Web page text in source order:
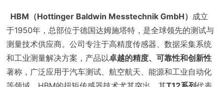
HBM（Hottinger Baldwin Messtechnik GmbH） 成立
于1950年，总部位于德国达姆施塔特，是全球领先的测试与
测量技术供应商。公司专注于高精度传感器、数据采集系统
和工业测量解决方案，产品以卓越的精度、可靠性和创新性
著称，广泛应用于汽车测试、航空航天、能源和工业自动化